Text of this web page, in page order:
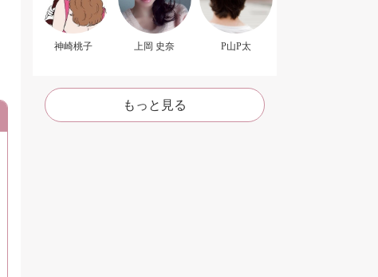
神崎桃子 上岡 史奈 P山P太
もっと見る